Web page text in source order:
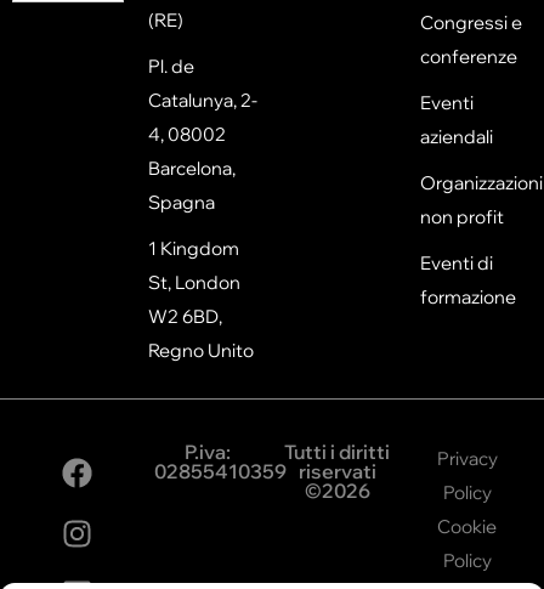
(RE)
Pl. de
Catalunya, 2-
4, 08002
Barcelona,
Spagna
1 Kingdom
St, London
W2 6BD,
Regno Unito
Congressi e
conferenze
Eventi
aziendali
Organizzazioni
non profit
Eventi di
formazione
P.iva:
02855410359
Tutti i diritti
riservati
©2026
Privacy
Policy
Cookie
Policy